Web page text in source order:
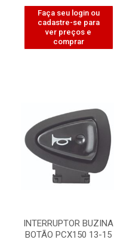
Faça seu login ou
cadastre-se para
ver preços e
comprar
INTERRUPTOR BUZINA
BOTÃO PCX150 13-15